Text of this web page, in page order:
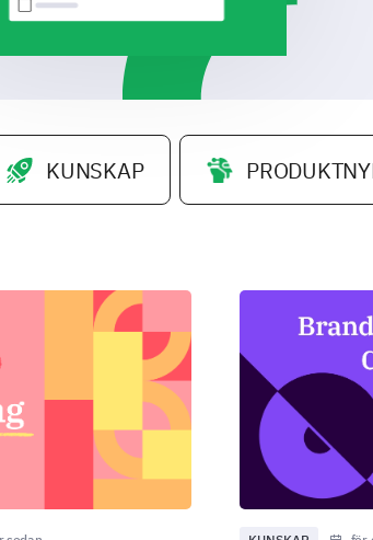
KUNSKAP